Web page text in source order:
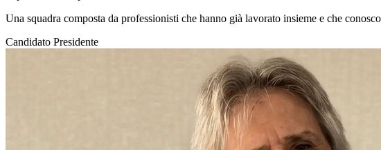
Una squadra composta da professionisti che hanno già lavorato insieme e che
Candidato Presidente